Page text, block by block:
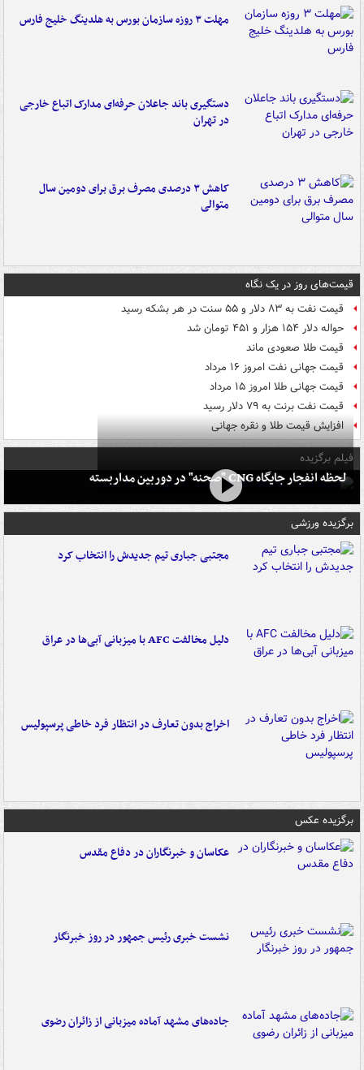
مهلت ۳ روزه سازمان بورس به هلدینگ خلیج فارس
دستگیری باند جاعلان حرفه‌ای مدارک اتباع خارجی
در تهران
کاهش ۳ درصدی مصرف برق برای دومین سال
متوالی
قیمت‌های روز در یک نگاه
قیمت نفت به ۸۳ دلار و ۵۵ سنت در هر بشکه رسید
حواله دلار ۱۵۴ هزار و ۴۵۱ تومان شد
قیمت طلا صعودی ماند
قیمت جهانی نفت امروز ۱۶ مرداد
قیمت جهانی طلا امروز ۱۵ مرداد
قیمت نفت برنت به ۷۹ دلار رسید
افزایش قیمت طلا و نقره جهانی
فیلم برگزیده
لحظه انفجار جایگاه CNG "صحنه" در دوربین مداربسته
برگزیده ورزشی
مجتبی جباری تیم جدیدش را انتخاب کرد
دلیل مخالفت AFC با میزبانی آبی‌ها در عراق
اخراج بدون تعارف در انتظار فرد خاطی پرسپولیس
برگزیده عکس
عکاسان و خبرنگاران در دفاع مقدس
نشست خبری رئیس جمهور در روز خبرنگار
جاده‌های مشهد آماده میزبانی از زائران رضوی